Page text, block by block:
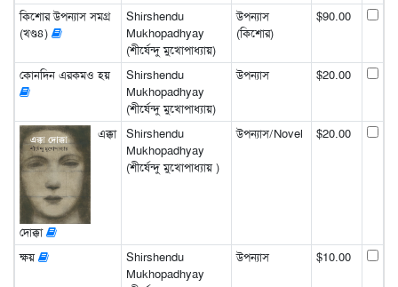
কিশোর উপন্যাস সমগ্র
(খণ্ড৪)
Shirshendu
Mukhopadhyay
(শীর্ষেন্দু মুখোপাধ্যায়)
উপন্যাস
(কিশোর)
$90.00
কোনদিন এরকমও হয়
Shirshendu
Mukhopadhyay
(শীর্ষেন্দু মুখোপাধ্যায়)
উপন্যাস $20.00
এক্কা
দোক্কা
Shirshendu
Mukhopadhyay
(শীর্ষেন্দু মুখোপাধ্যায় )
উপন্যাস/Novel $20.00
ক্ষয়
Shirshendu
Mukhopadhyay
উপন্যাস $10.00